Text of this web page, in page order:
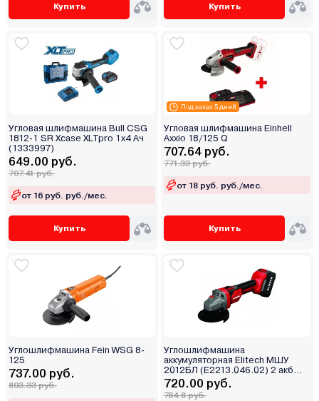
Купить Купить
Угловая шлифмашина Bull CSG
1812-1 SR Xcase XLTpro 1x4 Ач
(1333997)
649.00 руб.
707.41 руб.
от 16 руб. руб./мес.
Купить
Под заказ 5 дней
Угловая шлифмашина Einhell
Axxio 18/125 Q
707.64 руб.
771.33 руб.
от 18 руб. руб./мес.
Купить
Углошлифмашина Fein WSG 8-
125
737.00 руб.
803.33 руб.
Углошлифмашина
аккумуляторная Elitech МШУ
2012БЛ (E2213.046.02) 2 акб
4,0Ah
720.00 руб.
784.8 руб.